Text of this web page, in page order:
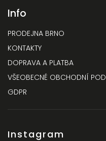
Info
PRODEJNA BRNO
KONTAKTY
DOPRAVA A PLATBA
VŠEOBECNÉ OBCHODNÍ
GDPR
Instagram